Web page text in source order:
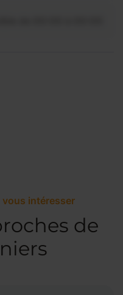
intéresser
de